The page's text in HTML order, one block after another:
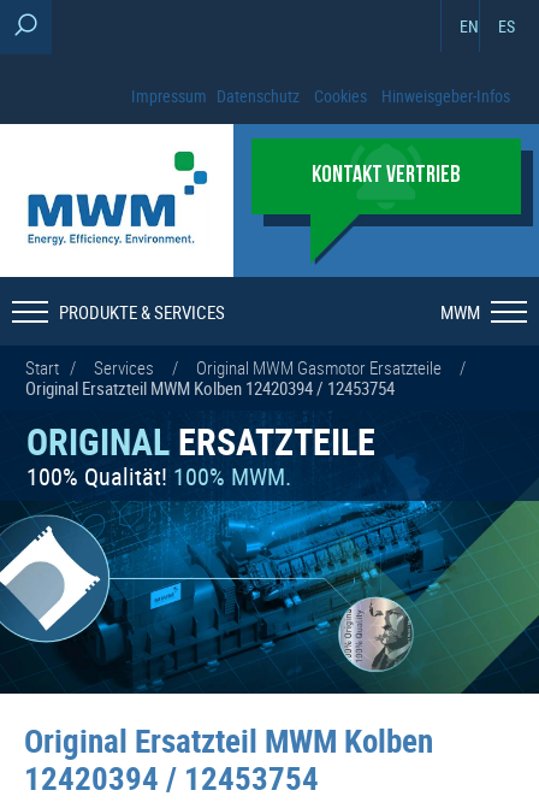
EN ES
Impressum Datenschutz Cookies Hinweisgeber-Infos
KONTAKT VERTRIEB
PRODUKTE & SERVICES MWM
Start / Services / Original MWM Gasmotor Ersatzteile
/
Original Ersatzteil MWM Kolben 12420394 / 12453754
ORIGINALERSATZTEILE
100% Qualität! 100% MWM.
Original Ersatzteil MWM Kolben
12420394 / 12453754